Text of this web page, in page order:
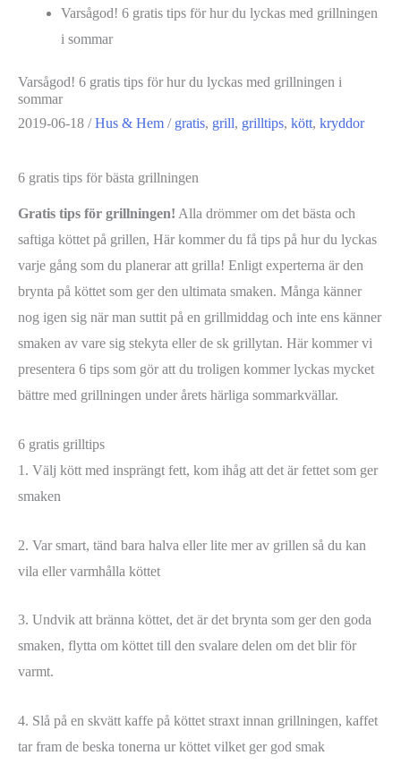
Varsågod! 6 gratis tips för hur du lyckas med grillningen
i sommar
Varsågod! 6 gratis tips för hur du lyckas med grillningen i
sommar
2019-06-18 /Hus & Hem / gratis, grill, grilltips, kött, kryddor
6 gratis tips för bästa grillningen
Gratis tips för grillningen! Alla drömmer om det bästa och
saftiga köttet på grillen, Här kommer du få tips på hur du lyckas
varje gång som du planerar att grilla! Enligt experterna är den
brynta på köttet som ger den ultimata smaken. Många känner
nog igen sig när man suttit på en grillmiddag och inte ens känner
smaken av vare sig stekyta eller de sk grillytan. Här kommer vi
presentera 6 tips som gör att du troligen kommer lyckas mycket
bättre med grillningen under årets härliga sommarkvällar.
6 gratis grilltips
1. Välj kött med insprängt fett, kom ihåg att det är fettet som ger
smaken
2. Var smart, tänd bara halva eller lite mer av grillen så du kan
vila eller varmhålla köttet
3. Undvik att bränna köttet, det är det brynta som ger den goda
smaken, flytta om köttet till den svalare delen om det blir för
varmt.
4. Slå på en skvätt kaffe på köttet straxt innan grillningen, kaffet
tar fram de beska tonerna ur köttet vilket ger god smak